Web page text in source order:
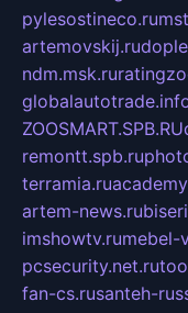
pylesostineco.ru
artemovskij.ru
ndm.msk.ru
ZOOSMART.SPB.RU
remontt.spb.ru
terramia.ru
artem-news.ru
imshowtv.rumebel-
pcsecurity.net.ru
fan-cs.rusanteh-